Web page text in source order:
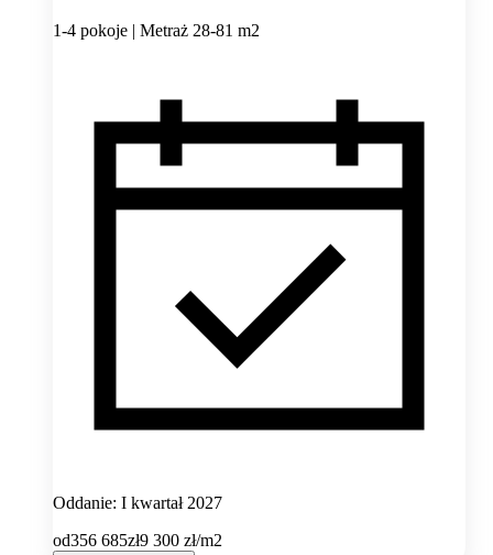
1-4 pokoje | Metraż 28-81 m2
Oddanie: I kwartał 2027
od356 685zł9 300 zł/m2